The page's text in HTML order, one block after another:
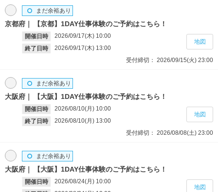
京都府 【京都】1DAY仕事体験のご予約はこちら！
開催日時 2026/09/17(木) 10:00
終了日時
2026/09/17(木) 13:00
まだ余裕あり
受付締切： 2026/09/15(火) 23:00
地図
大阪府 【大阪】1DAY仕事体験のご予約はこちら！
開催日時 2026/08/10(月) 10:00
終了日時
2026/08/10(月) 13:00
まだ余裕あり
受付締切： 2026/08/08(土) 23:00
地図
大阪府 【大阪】1DAY仕事体験のご予約はこちら！
開催日時 2026/08/24(月) 10:00
まだ余裕あり
地図